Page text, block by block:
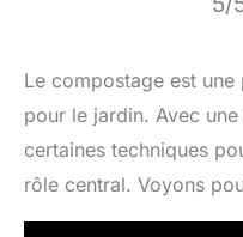
Le compostage est
pour le jardin. Avec
certaines techniques
rôle central. Voyons